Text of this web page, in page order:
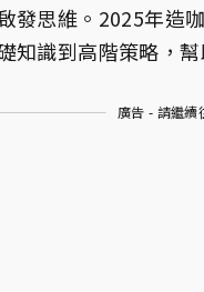
發思維。2025年造
知識到高階策略，
廣告 - 請繼續